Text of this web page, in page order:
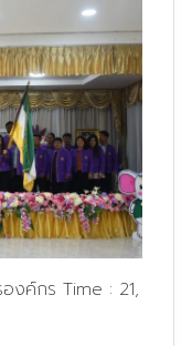
องค์กร Time : 21,